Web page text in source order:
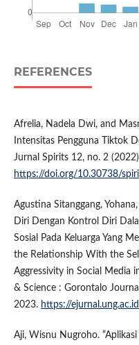
REFERENCES
Afrelia, Nadela Dwi, and
Intensitas Pengguna Tiktok
Jurnal Spirits 12, no. 2
https://doi.org/10.30738/
Agustina Sitanggang,
Diri Dengan Kontrol Diri
Sosial Pada Keluarga Yang
the Relationship With the
Aggressivity in Social Media
& Science : Gorontalo
2023. https://
Aji, Wisnu Nugroho.